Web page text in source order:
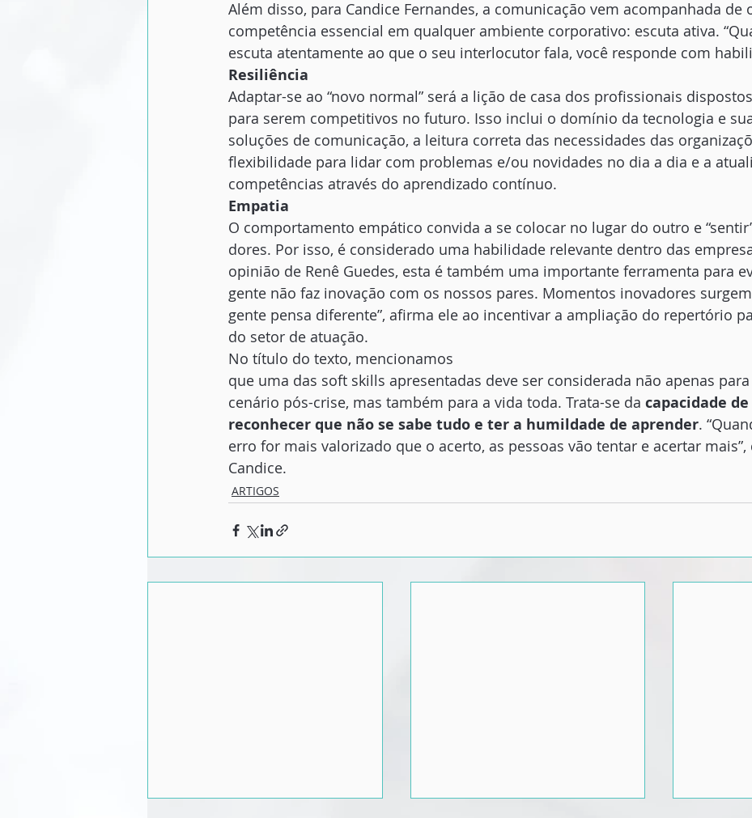
Além disso, para Candice Fernandes, a comunicação vem acompanhada de
competência essencial em qualquer ambiente corporativo: escuta ativa.
escuta atentamente ao que o seu interlocutor fala, você responde com
Resiliência
Adaptar-se ao “novo normal” será a lição de casa dos profissionais
para serem competitivos no futuro. Isso inclui o domínio da tecnologia e
soluções de comunicação, a leitura correta das necessidades das
flexibilidade para lidar com problemas e/ou novidades no dia a dia e a
competências através do aprendizado contínuo.
Empatia
O comportamento empático convida a se colocar no lugar do outro e
dores. Por isso, é considerado uma habilidade relevante dentro das
opinião de Renê Guedes, esta é também uma importante ferramenta para
gente não faz inovação com os nossos pares. Momentos inovadores
gente pensa diferente”, afirma ele ao incentivar a ampliação do repertório
do setor de atuação.
No título do texto, mencionamos
que uma das soft skills apresentadas deve ser considerada não apenas
cenário pós-crise, mas também para a vida toda. Trata-se da capacidade de
reconhecer que não se sabe tudo e ter a humildade de aprender.
erro for mais valorizado que o acerto, as pessoas vão tentar e acertar mais”,
Candice.
ARTIGOS